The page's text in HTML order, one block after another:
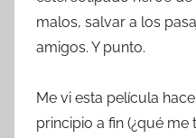
malos, salvar a los
amigos. Y punto.
Me vi esta película
principio a fin (¿qué